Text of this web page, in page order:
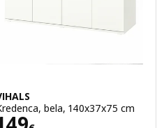
bela, 140x37x75 cm